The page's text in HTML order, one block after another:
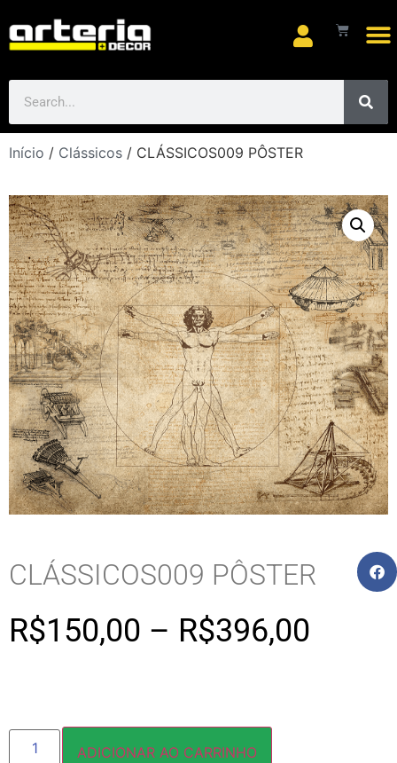
Início / Clássicos / CLÁSSICOS009 PÔSTER
CLÁSSICOS009 PÔSTER
R$150,00 – R$396,00
ADICIONAR AO CARRINHO